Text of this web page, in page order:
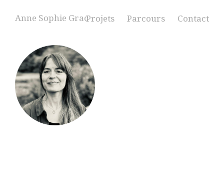
Anne Sophie GracProjets Parcours Contact